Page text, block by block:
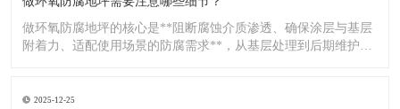
做环氧防腐地坪的核心是**阻断腐蚀介质渗透、确保涂层与基层
附着力、适配使用场景的防腐需求**，从基层处理到后期维护，
2025-12-25